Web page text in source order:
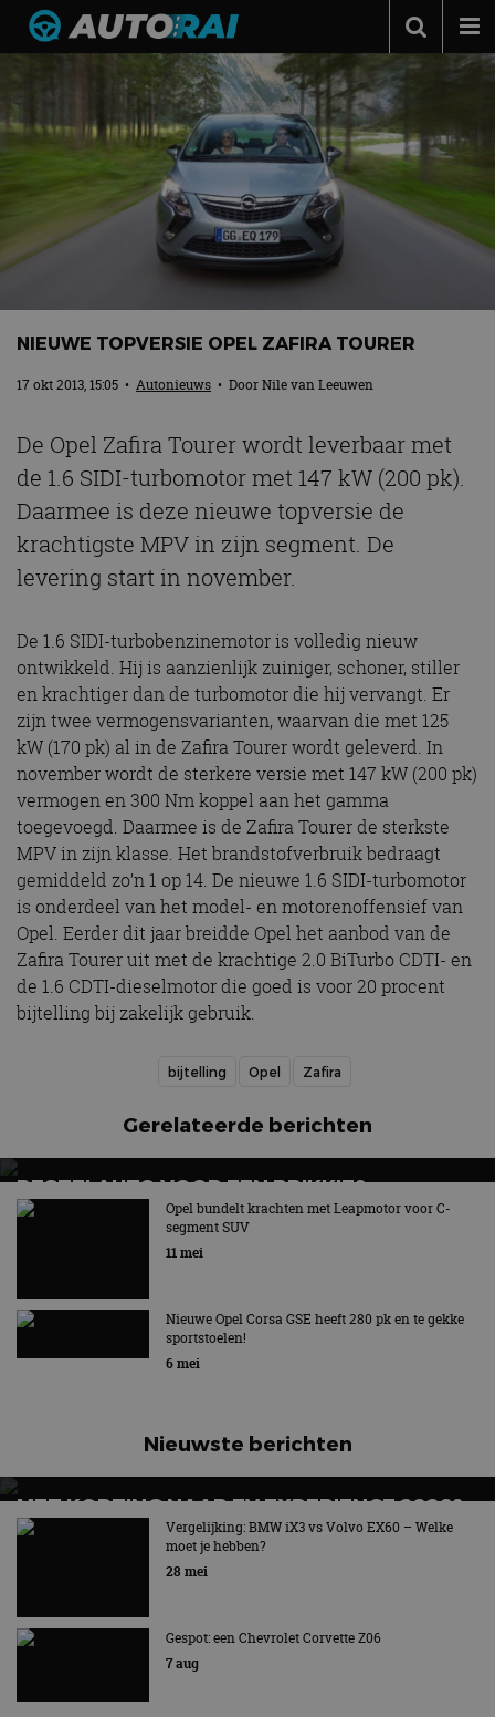
Autonieuws
Podcast
Autotests
Automerken
Adverteren
NIEUWE TOPVERSIE OPEL ZAFIRA TOURER
17 okt 2013, 15:05 • Autonieuws • DoorNile van Leeuwen
De Opel Zafira Tourer wordt leverbaar met
de 1.6 SIDI-turbomotor met 147 kW (200 pk).
Daarmee is deze nieuwe topversie de
krachtigste MPV in zijn segment. De
levering start in november.
De 1.6 SIDI-turbobenzinemotor is volledig nieuw
ontwikkeld. Hij is aanzienlijk zuiniger, schoner, stiller
en krachtiger dan de turbomotor die hij vervangt. Er
zijn twee vermogensvarianten, waarvan die met 125
kW (170 pk) al in de Zafira Tourer wordt geleverd. In
november wordt de sterkere versie met 147 kW (200 pk)
vermogen en 300 Nm koppel aan het gamma
toegevoegd. Daarmee is de Zafira Tourer de sterkste
MPV in zijn klasse. Het brandstofverbruik bedraagt
gemiddeld zo’n 1 op 14. De nieuwe 1.6 SIDI-turbomotor
is onderdeel van het model- en motorenoffensief van
Opel. Eerder dit jaar breidde Opel het aanbod van de
Zafira Tourer uit met de krachtige 2.0 BiTurbo CDTI- en
de 1.6 CDTI-dieselmotor die goed is voor 20 procent
bijtelling bij zakelijk gebruik.
bijtelling Opel Zafira
Gerelateerde berichten
BESTELAUTO VOOR EEN PRIKKIE?
STELLANTIS KOMT MET SMART COMPACT
Opel bundelt krachten met Leapmotor voor C-
segment SUV
11 mei
Nieuwe Opel Corsa GSE heeft 280 pk en te gekke
sportstoelen!
6 mei
Nieuwste berichten
MET KORTING NAAR EV EXPERIENCE 2026?
AUTORAI REGELT HET!
EV Experience 2026 van 24 tot 26 september
Vergelijking: BMW iX3 vs Volvo EX60 – Welke
moet je hebben?
28 mei
Gespot: een Chevrolet Corvette Z06
7 aug